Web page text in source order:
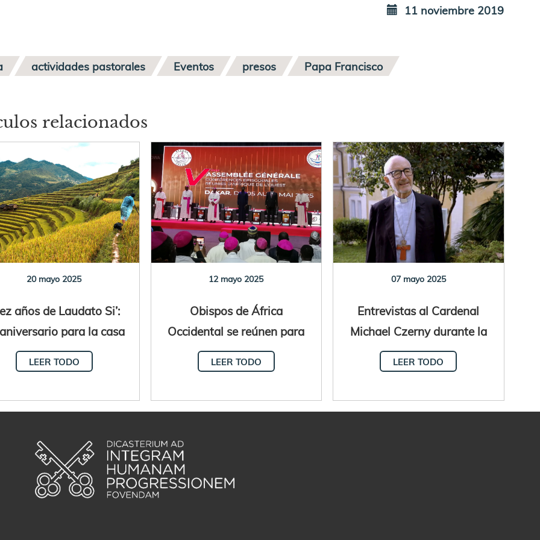
11 noviembre 2019
actividades pastorales Eventos presos Papa Francisco
relacionados
20 mayo 2025
años de Laudato Si’:
para la casa
común
LEER TODO
12 mayo 2025
Obispos de África
Occidental se reúnen para
su V Asamblea Plenaria
LEER TODO
07 mayo 2025
Entrevistas al Cardenal
Michael Czerny durante la
Sede Vacante
LEER TODO